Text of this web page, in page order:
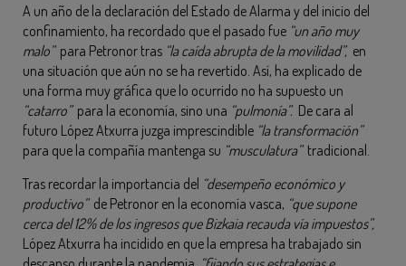
A un año de la declaración del Estado de Alarma y del inicio del
confinamiento, ha recordado que el pasado fue “un año muy
malo”para Petronor tras “la caída abrupta de la movilidad”, en
una situación que aún no se ha revertido. Así, ha explicado de
una forma muy gráfica que lo ocurrido no ha supuesto un
“catarro” para la economía, sino una “pulmonía”. De cara al
futuro López Atxurra juzga imprescindible “la transformación”
para que la compañía mantenga su “musculatura” tradicional.
Tras recordar la importancia del “desempeño económico y
productivo” de Petronor en la economía vasca, “que supone
cerca del 12% de los ingresos que Bizkaia recauda vía impuestos”,
López Atxurra ha incidido en que la empresa ha trabajado sin